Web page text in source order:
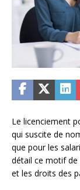
Le licenciement
qui suscite de
que pour les
détail ce motif de
et les droits des